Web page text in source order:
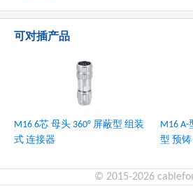
可对插产品
M16 6芯 母头 360° 屏蔽型 组装
式 连接器
M16 A-
型 预铸
© 2015-2026